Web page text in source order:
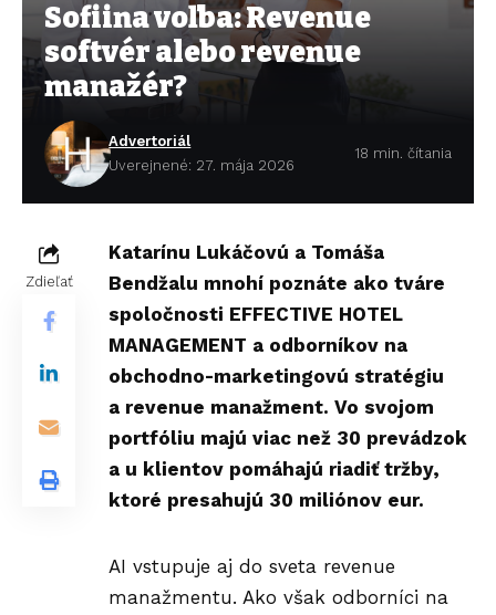
Sofiina voľba: Revenue
softvér alebo revenue
manažér?
Advertoriál
Uverejnené: 27. mája 2026
18 min. čítania
Zdieľať
Katarínu Lukáčovú a Tomáša
Bendžalu mnohí poznáte ako tváre
spoločnosti EFFECTIVE HOTEL
MANAGEMENT a odborníkov na
obchodno-marketingovú stratégiu
a revenue manažment. Vo svojom
portfóliu majú viac než 30 prevádzok
a u klientov pomáhajú riadiť tržby,
ktoré presahujú 30 miliónov eur.
AI vstupuje aj do sveta revenue
manažmentu. Ako však odborníci na